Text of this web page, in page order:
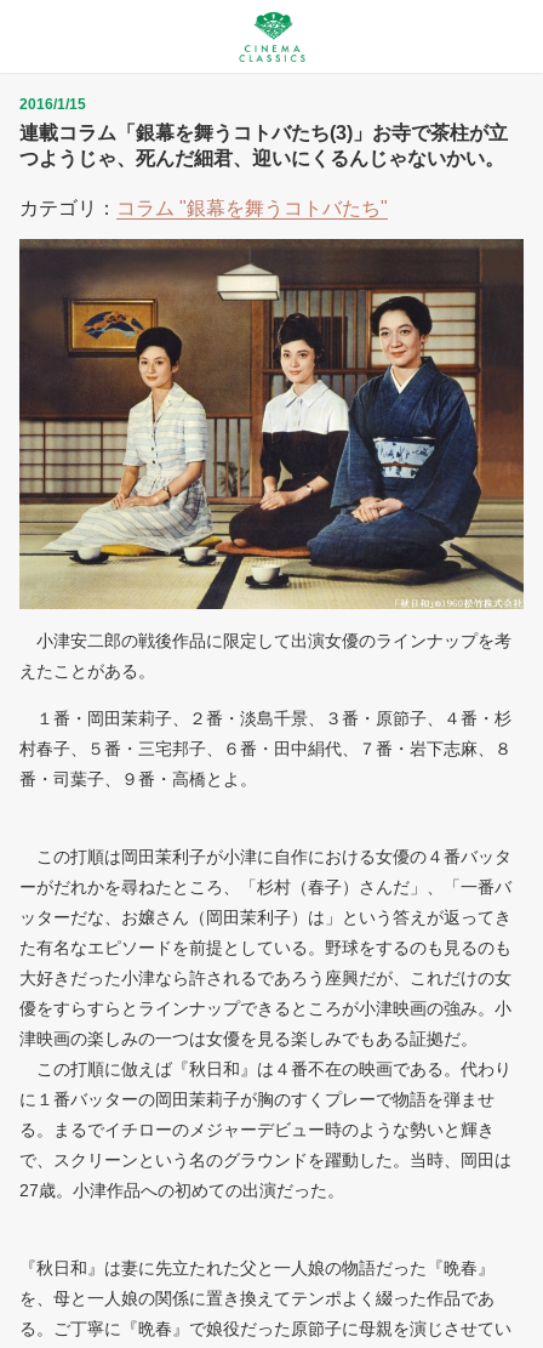
連載コラム「銀幕を舞うコトバたち(3)」お寺で茶柱が立
つようじゃ、死んだ細君、迎いにくるんじゃないかい。
2016/1/15
カテゴリ： コラム "銀幕を舞うコトバたち"
小津安二郎の戦後作品に限定して出演女優のラインナップを考
えたことがある。
１番・岡田茉莉子、２番・淡島千景、３番・原節子、４番・杉
村春子、５番・三宅邦子、６番・田中絹代、７番・岩下志麻、８
番・司葉子、９番・高橋とよ。
この打順は岡田茉利子が小津に自作における女優の４番バッタ
ーがだれかを尋ねたところ、「杉村（春子）さんだ」、「一番バ
ッターだな、お嬢さん（岡田茉利子）は」という答えが返ってき
た有名なエピソードを前提としている。野球をするのも見るのも
大好きだった小津なら許されるであろう座興だが、これだけの女
優をすらすらとラインナップできるところが小津映画の強み。小
津映画の楽しみの一つは女優を見る楽しみでもある証拠だ。
この打順に倣えば『秋日和』は４番不在の映画である。代わり
に１番バッターの岡田茉莉子が胸のすくプレーで物語を弾ませ
る。まるでイチローのメジャーデビュー時のような勢いと輝き
で、スクリーンという名のグラウンドを躍動した。当時、岡田は
27歳。小津作品への初めての出演だった。
『秋日和』は妻に先立たれた父と一人娘の物語だった『晩春』
を、母と一人娘の関係に置き換えてテンポよく綴った作品であ
る。ご丁寧に『晩春』で娘役だった原節子に母親を演じさせてい